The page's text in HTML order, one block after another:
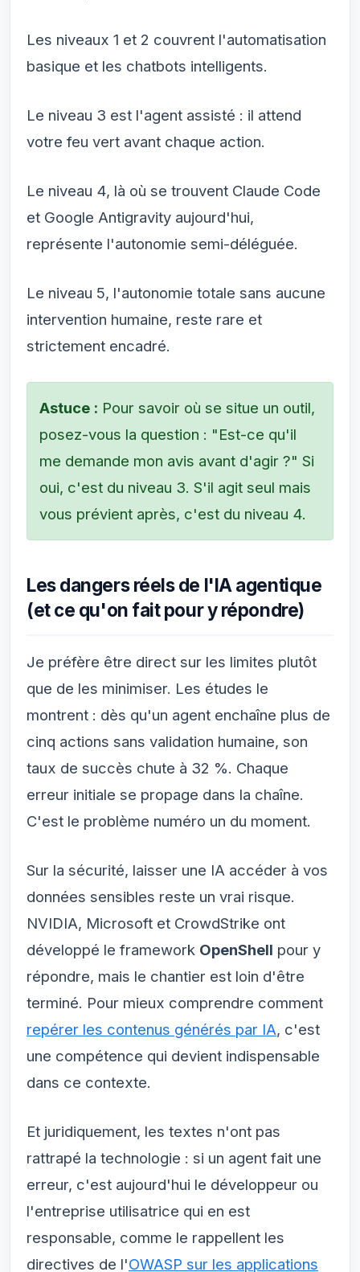
Les niveaux 1 et 2 couvrent l'automatisation
basique et les chatbots intelligents.
Le niveau 3 est l'agent assisté : il attend
votre feu vert avant chaque action.
Le niveau 4, là où se trouvent Claude Code
et Google Antigravity aujourd'hui,
représente l'autonomie semi-déléguée.
Le niveau 5, l'autonomie totale sans aucune
intervention humaine, reste rare et
strictement encadré.
Astuce : Pour savoir où se situe un outil,
posez-vous la question : "Est-ce qu'il
me demande mon avis avant d'agir ?" Si
oui, c'est du niveau 3. S'il agit seul mais
vous prévient après, c'est du niveau 4.
Les dangers réels de l'IA agentique
(et ce qu'on fait pour y répondre)
Je préfère être direct sur les limites plutôt
que de les minimiser. Les études le
montrent : dès qu'un agent enchaîne plus de
cinq actions sans validation humaine, son
taux de succès chute à 32 %. Chaque
erreur initiale se propage dans la chaîne.
C'est le problème numéro un du moment.
Sur la sécurité, laisser une IA accéder à vos
données sensibles reste un vrai risque.
NVIDIA, Microsoft et CrowdStrike ont
développé le framework OpenShell pour y
répondre, mais le chantier est loin d'être
terminé. Pour mieux comprendre comment
repérer les contenus générés par IA, c'est
une compétence qui devient indispensable
dans ce contexte.
Et juridiquement, les textes n'ont pas
rattrapé la technologie : si un agent fait une
erreur, c'est aujourd'hui le développeur ou
l'entreprise utilisatrice qui en est
responsable, comme le rappellent les
directives de l'OWASP sur les applications